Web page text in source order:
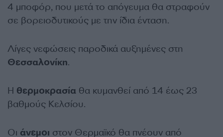
4 μποφόρ, που μετά το απόγευμα θα στραφούν
σε βορειοδυτικούς με την ίδια ένταση.
Λίγες νεφώσεις παροδικά αυξημένες στη
Θεσσαλονίκη.
Η θερμοκρασία θα κυμανθεί από 14 έως 23
βαθμούς Κελσίου.
Οι άνεμοι στον Θερμαϊκό θα πνέουν από